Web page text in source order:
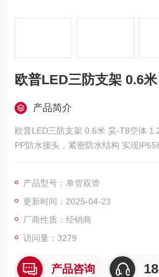
欧普LED三防支架 0.6
产品简介
欧普LED三防支架 0.6米 昊-T8空体
PP防水接头，紧密防水结构 实现IP65
产品型号：单管双管
更新时间：2025-04-23
厂商性质：经销商
访问量：3279
产品咨询